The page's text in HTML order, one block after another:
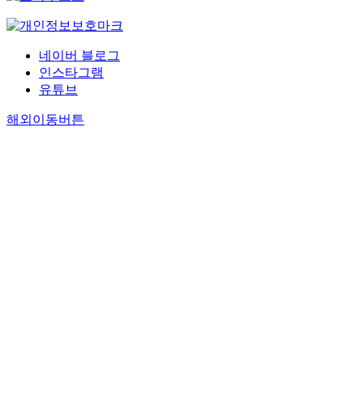
네이버 블로그
인스타그램
유튜브
해외이동버튼